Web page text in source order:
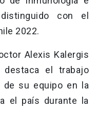
con el
2022.
Alexis Kalergis
el trabajo
su equipo en la
el país durante la